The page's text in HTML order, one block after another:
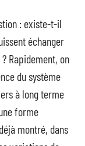
: existe-t-il
échanger
Rapidement, on
du système
à long terme
forme
montré, dans